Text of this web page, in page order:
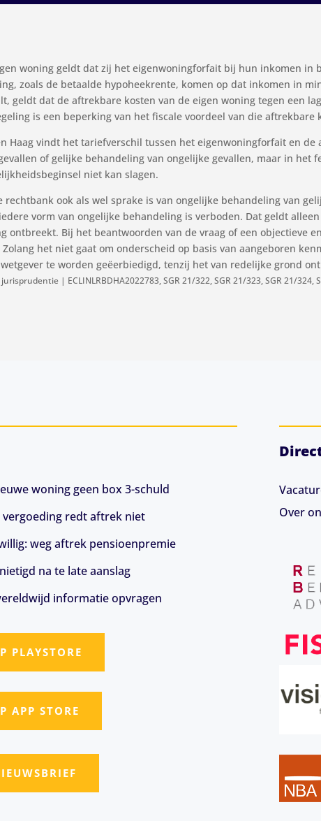
woning geldt dat zij het eigenwoningforfait bij hun inkomen
zoals de betaalde hypoheekrente, komen op dat inkomen in
geldt dat de aftrekbare kosten van de eigen woning tegen een
is een beperking van het fiscale voordeel van die aftrekbare
Haag vindt het tariefverschil tussen het eigenwoningforfait en
of gelijke behandeling van ongelijke gevallen, maar in
niet kan slagen.
rechtbank ook als wel sprake is van ongelijke behandeling van
vorm van ongelijke behandeling is verboden. Dat geldt
ontbreekt. Bij het beantwoorden van de vraag of een objectieve
het niet gaat om onderscheid op basis van aangeboren
te worden geëerbiedigd, tenzij het van redelijke grond
| ECLINLRBDHA2022783, SGR 21/322, SGR 21/323, SGR 21/324,
woning geen box 3-schuld
redt aftrek niet
weg aftrek pensioenpremie
na te late aanslag
informatie opvragen
PLAYSTORE
APP STORE
Over